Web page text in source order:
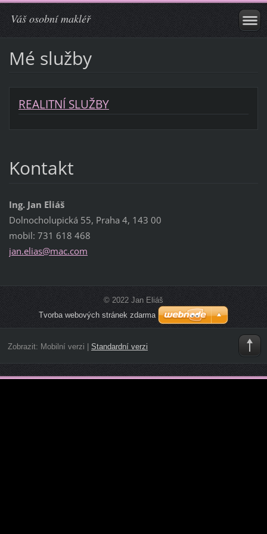
Váš osobní makléř
Mé služby
REALITNÍ SLUŽBY
Kontakt
Ing. Jan Eliáš
Dolnocholupická 55, Praha 4, 143 00
mobil: 731 618 468
jan.elias@mac.com
© 2022 Jan Eliáš
Tvorba webových stránek zdarma
Zobrazit: Mobilní verzi | Standardní verzi